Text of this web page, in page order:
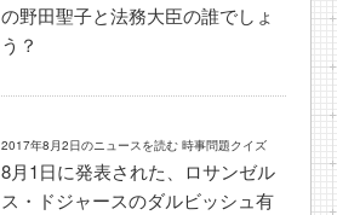
の野田聖子と法務大臣の誰でしょ
う？
2017年8月2日のニュースを読む 時事問題クイズ
8月1日に発表された、ロサンゼル
ス・ドジャースのダルビッシュ有